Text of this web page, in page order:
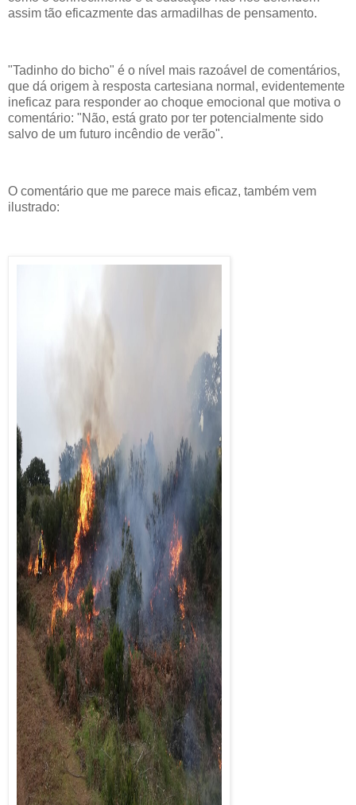
assim tão eficazmente das armadilhas de pensamento.
"Tadinho do bicho" é o nível mais razoável de comentários,
que dá origem à resposta cartesiana normal, evidentemente
ineficaz para responder ao choque emocional que motiva o
comentário: "Não, está grato por ter potencialmente sido
salvo de um futuro incêndio de verão".
O comentário que me parece mais eficaz, também vem
ilustrado: